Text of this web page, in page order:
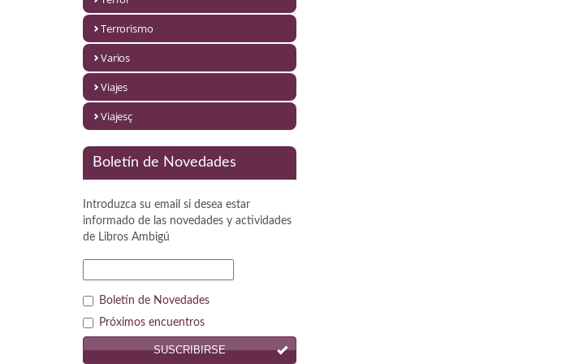
Psicología. Educación
Segunda Guerra Mundial
Terrorismo
Varios
Viajes
Viajesç
Boletín de Novedades
Introduzca su email si desea estar
informado de las novedades y actividades
de Libros Ambigú
Boletín de Novedades
Próximos encuentros
SUSCRIBIRSE